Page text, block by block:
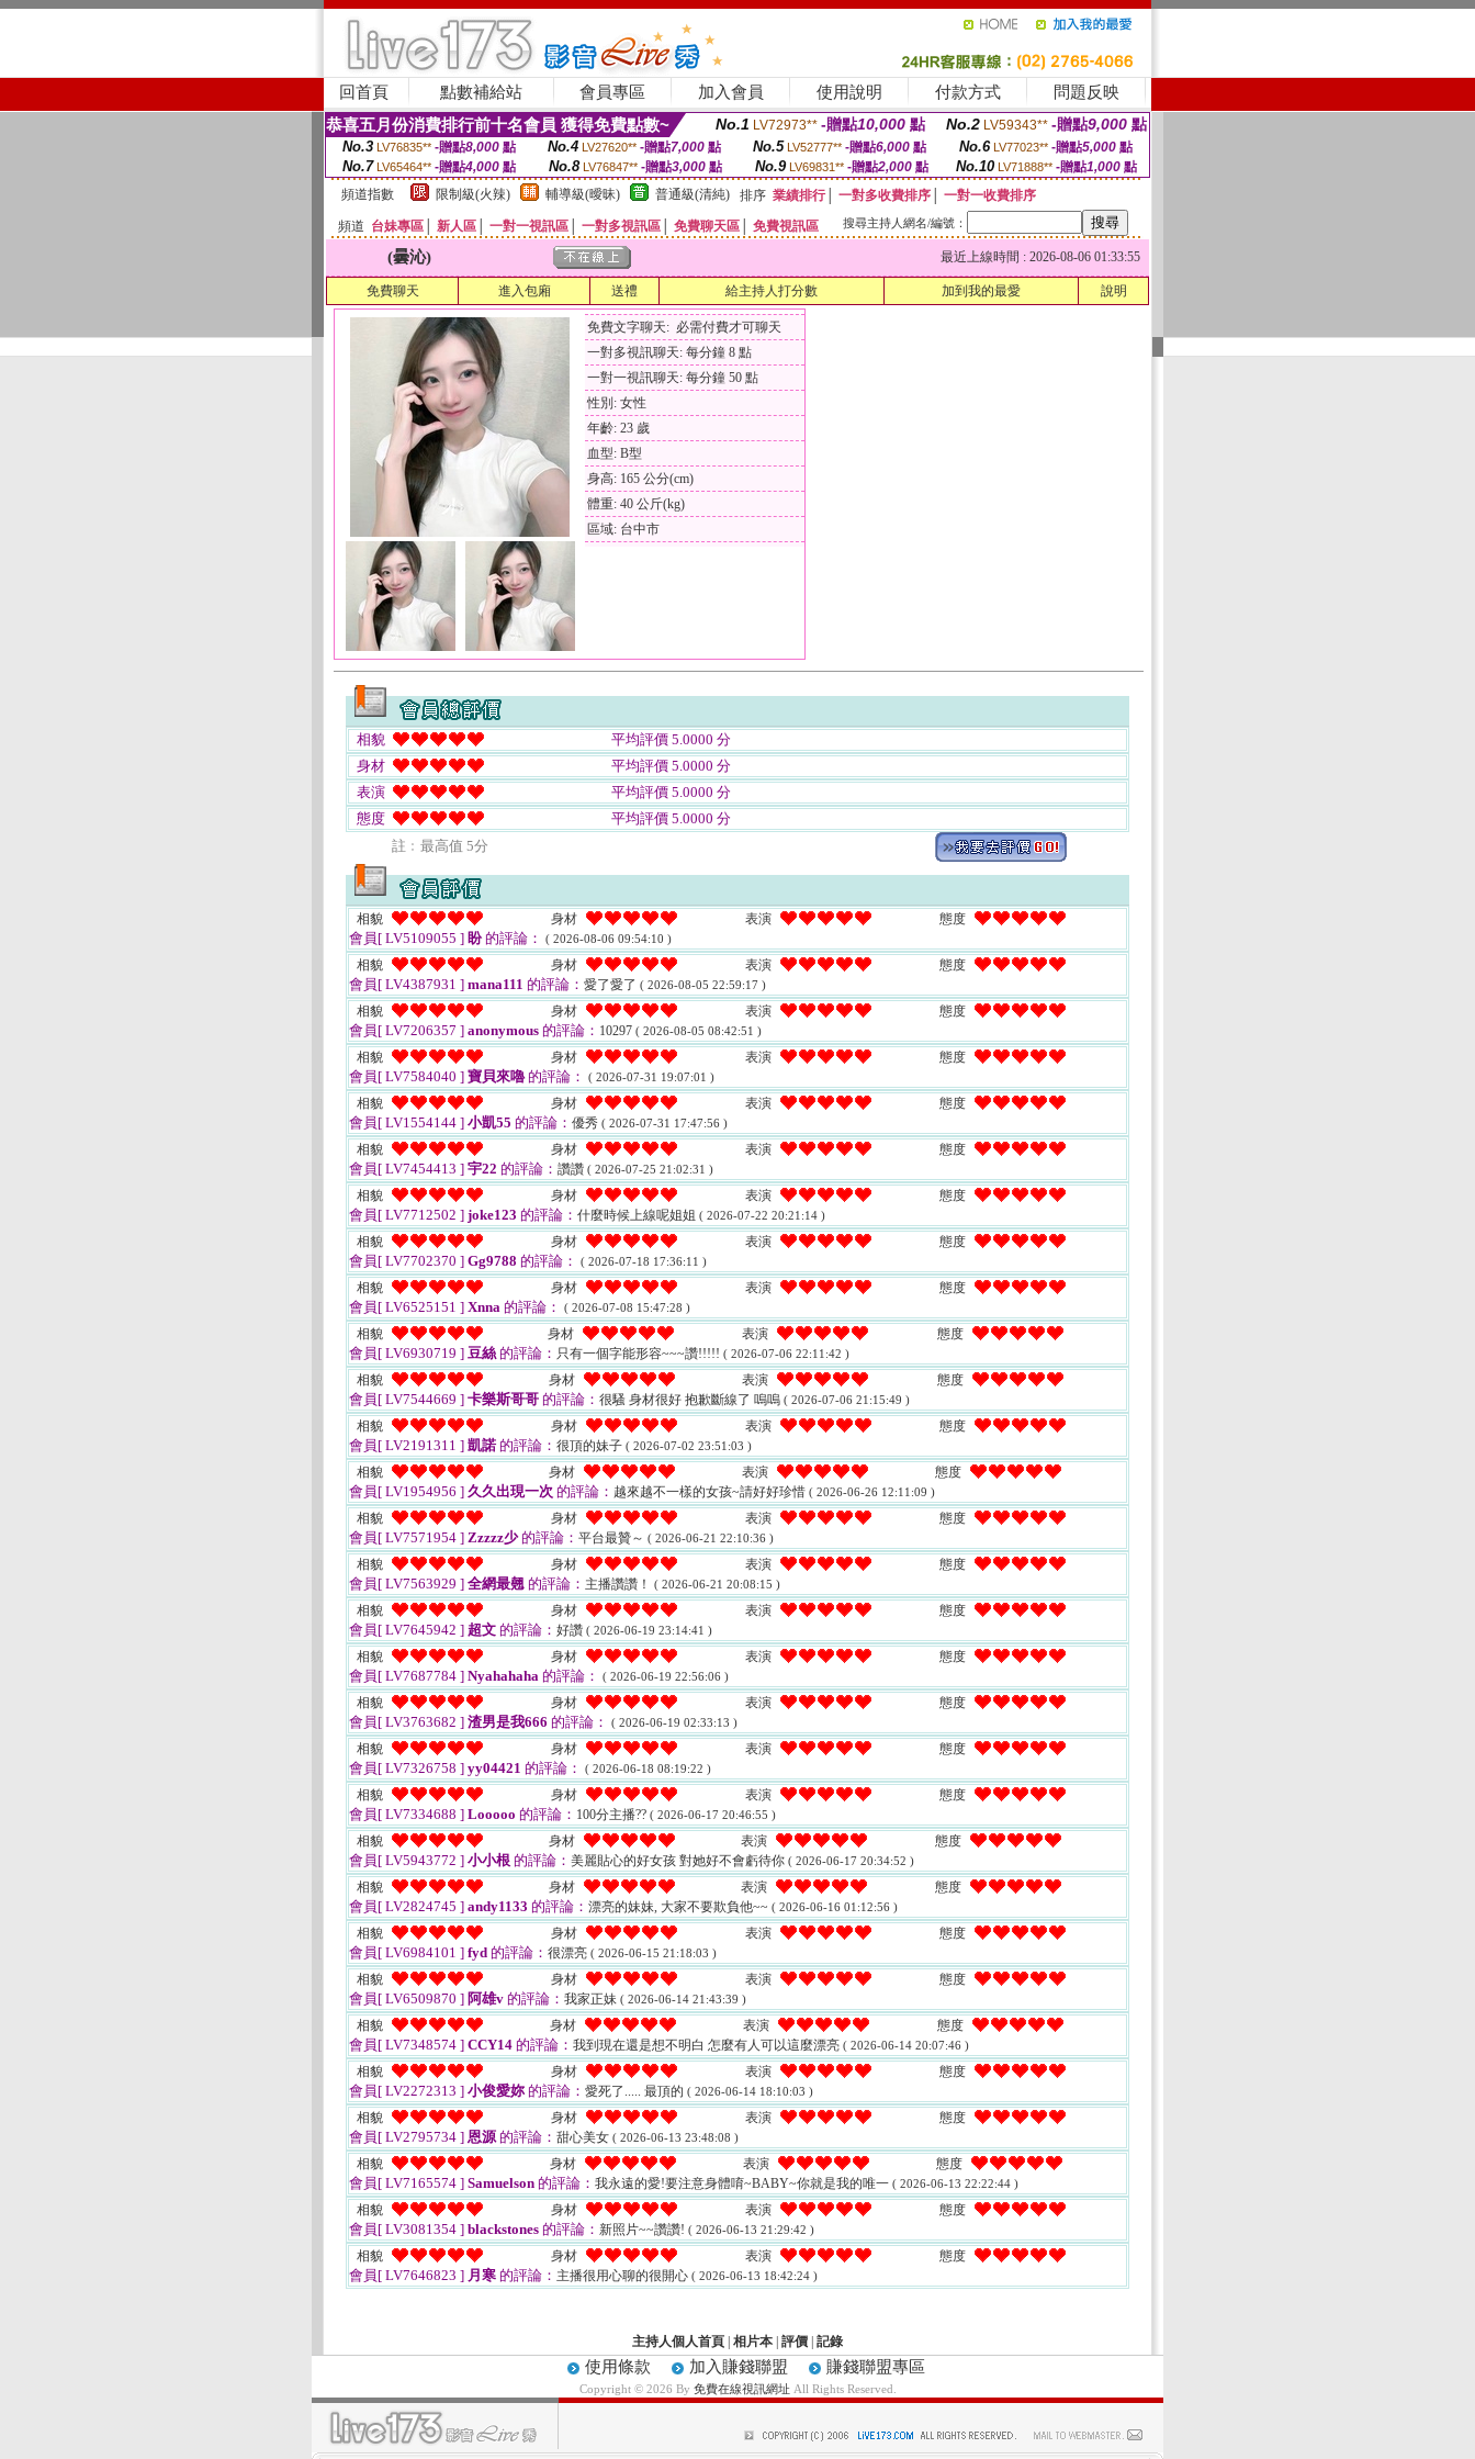
回首頁 點數補給站 會員專區 加入會員 使用說明 付款方式 問題反映
恭喜五月份消費排行前十名會員 獲得免費點數~ No.1 LV72973** -贈點10,000 點 No.2 LV59343** -贈點9,000 點
No.3 LV76835** -贈點8,000點 No.4 LV27620** -贈點7,000點 No.5 LV52777** -贈點6,000點 No.6 LV77023** -贈點5,000點
No.7 LV65464** -贈點4,000 點 No.8 LV76847** -贈點3,000 點 No.9 LV69831** -贈點2,000點 No.10 LV71888** -贈點1,000 點
頻道指數
限制級(火辣) 輔導級(曖昧) 普通級(清純) 排序 業績排行│ 一對多收費排序
一對一收費排序
頻道 台妹專區 新人區 一對一視訊區 一對多視訊區 免費聊天區 免費視訊區 搜尋主持人網名/編號：
(曇沁) 最近上線時間 : 2026-08-06 01:33:55
免費聊天 進入包廂 送禮 給主持人打分數 加到我的最愛 說明
免費文字聊天: 必需付費才可聊天
一對多視訊聊天: 每分鐘 8 點
一對一視訊聊天: 每分鐘 50 點
性別: 女性
年齡: 23 歲
血型: B型
身高: 165 公分(cm)
體重: 40 公斤(kg)
區域: 台中市
相貌
平均評價 5.0000 分
身材
平均評價 5.0000 分
表演
平均評價 5.0000 分
態度
平均評價 5.0000 分
註﹕最高值 5分
相貌 身材 表演 態度
會員[ LV5109055 ] 盼的評論： ( 2026-08-06 09:54:10 )
相貌 身材 表演 態度
會員[ LV4387931 ] mana111 的評論： 愛了愛了 ( 2026-08-05 22:59:17 )
相貌 身材 表演 態度
會員[ LV7206357 ] anonymous 的評論： 10297 ( 2026-08-05 08:42:51 )
相貌 身材 表演 態度
會員[ LV7584040 ] 寶貝來嚕的評論： ( 2026-07-31 19:07:01 )
相貌 身材 表演 態度
會員[ LV1554144 ] 小凱55 的評論： 優秀 ( 2026-07-31 17:47:56 )
相貌 身材 表演 態度
會員[ LV7454413 ] 宇22 的評論： 讚讚 ( 2026-07-25 21:02:31 )
相貌 身材 表演 態度
會員[ LV7712502 ] joke123 的評論： 什麼時候上線呢姐姐 ( 2026-07-22 20:21:14 )
相貌 身材 表演 態度
會員[ LV7702370 ] Gg9788 的評論： ( 2026-07-18 17:36:11 )
相貌 身材 表演 態度
會員[ LV6525151 ] Xnna 的評論： ( 2026-07-08 15:47:28 )
相貌 身材 表演 態度
會員[ LV6930719 ] 豆絲 的評論： 只有一個字能形容~~~讚!!!!! ( 2026-07-06 22:11:42 )
相貌 身材 表演 態度
會員[ LV7544669 ] 卡樂斯哥哥 的評論： 很騷 身材很好 抱歉斷線了 嗚嗚 ( 2026-07-06 21:15:49 )
相貌 身材 表演 態度
會員[ LV2191311 ] 凱諾的評論： 很頂的妹子 ( 2026-07-02 23:51:03 )
相貌 身材 表演 態度
會員[ LV1954956 ] 久久出現一次 的評論： 越來越不一樣的女孩~請好好珍惜 ( 2026-06-26 12:11:09 )
相貌 身材 表演 態度
會員[ LV7571954 ] Zzzzz少的評論： 平台最贊～ ( 2026-06-21 22:10:36 )
相貌 身材 表演 態度
會員[ LV7563929 ] 全網最翹 的評論： 主播讚讚！ ( 2026-06-21 20:08:15 )
相貌 身材 表演 態度
會員[ LV7645942 ] 超文 的評論： 好讚 ( 2026-06-19 23:14:41 )
相貌 身材 表演 態度
會員[ LV7687784 ] Nyahahaha 的評論： ( 2026-06-19 22:56:06 )
相貌 身材 表演 態度
會員[ LV3763682 ] 渣男是我666 的評論： ( 2026-06-19 02:33:13 )
相貌 身材 表演 態度
會員[ LV7326758 ] yy04421 的評論： ( 2026-06-18 08:19:22 )
相貌 身材 表演 態度
會員[ LV7334688 ] Looooo 的評論： 100分主播?? ( 2026-06-17 20:46:55 )
相貌 身材 表演 態度
會員[ LV5943772 ] 小小根 的評論： 美麗貼心的好女孩 對她好不會虧待你 ( 2026-06-17 20:34:52 )
相貌 身材 表演 態度
會員[ LV2824745 ] andy1133 的評論： 漂亮的妹妹, 大家不要欺負他~~ ( 2026-06-16 01:12:56 )
相貌 身材 表演 態度
會員[ LV6984101 ] fyd 的評論： 很漂亮 ( 2026-06-15 21:18:03 )
相貌 身材 表演 態度
會員[ LV6509870 ] 阿雄v 的評論： 我家正妹 ( 2026-06-14 21:43:39 )
相貌 身材 表演 態度
會員[ LV7348574 ] CCY14 的評論： 我到現在還是想不明白 怎麼有人可以這麼漂亮 ( 2026-06-14 20:07:46 )
相貌 身材 表演 態度
會員[ LV2272313 ] 小俊愛妳的評論： 愛死了..... 最頂的 ( 2026-06-14 18:10:03 )
相貌 身材 表演 態度
會員[ LV2795734 ] 恩源的評論： 甜心美女 ( 2026-06-13 23:48:08 )
相貌 身材 表演 態度
會員[ LV7165574 ] Samuelson 的評論： 我永遠的愛!要注意身體唷~BABY~你就是我的唯一 ( 2026-06-13 22:22:44 )
相貌 身材 表演 態度
會員[ LV3081354 ] blackstones 的評論： 新照片~~讚讚! ( 2026-06-13 21:29:42 )
相貌 身材 表演 態度
會員[ LV7646823 ] 月寒 的評論： 主播很用心聊的很開心 ( 2026-06-13 18:42:24 )
主持人個人首頁 相片本 評價 記錄
使用條款 加入賺錢聯盟 賺錢聯盟專區
Copyright © 2026 By 免費在線視訊網址All Rights Reserved.